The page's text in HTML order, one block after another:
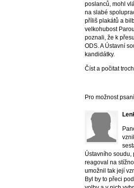
poslanců, mohl
na slabé
příliš plakátů a
velkohubost
poznali, že k
ODS. A Ústavní
kandidátky.
Číst a počitat
Pro možnost
Ústavního soudu,
reagoval na
umožnil tak její
Byl by to přeci